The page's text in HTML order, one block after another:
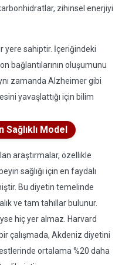
zihinsel enerjiyi
yere sahiptir. İçeriğindeki
bağlantılarının oluşumunu
zamanda Alzheimer gibi
yavaşlattığı için bilim
Sağlıklı Model
araştırmalar, özellikle
sağlığı için en faydalı
Bu diyetin temelinde
ve tam tahıllar bulunur.
hiç yer almaz. Harvard
çalışmada, Akdeniz diyetini
ortalama %20 daha